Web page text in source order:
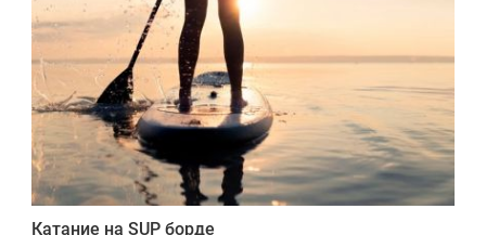
Катание на SUP борде